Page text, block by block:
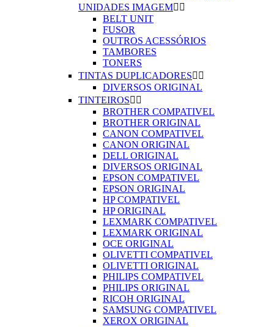
UNIDADES IMAGEM 
BELT UNIT
FUSOR
OUTROS ACESSÓRIOS
TAMBORES
TONERS
TINTAS DUPLICADORES 
DIVERSOS ORIGINAL
TINTEIROS 
BROTHER COMPATIVEL
BROTHER ORIGINAL
CANON COMPATIVEL
CANON ORIGINAL
DELL ORIGINAL
DIVERSOS ORIGINAL
EPSON COMPATIVEL
EPSON ORIGINAL
HP COMPATIVEL
HP ORIGINAL
LEXMARK COMPATIVEL
LEXMARK ORIGINAL
OCE ORIGINAL
OLIVETTI COMPATIVEL
OLIVETTI ORIGINAL
PHILIPS COMPATIVEL
PHILIPS ORIGINAL
RICOH ORIGINAL
SAMSUNG COMPATIVEL
XEROX ORIGINAL